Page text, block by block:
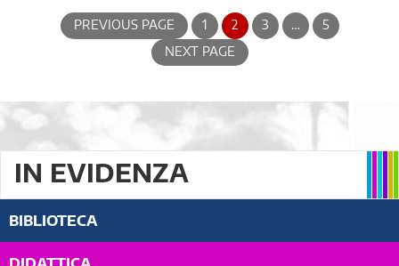
PREVIOUS PAGE 1 2 3 …
5
NEXT PAGE
IN EVIDENZA
BIBLIOTECA